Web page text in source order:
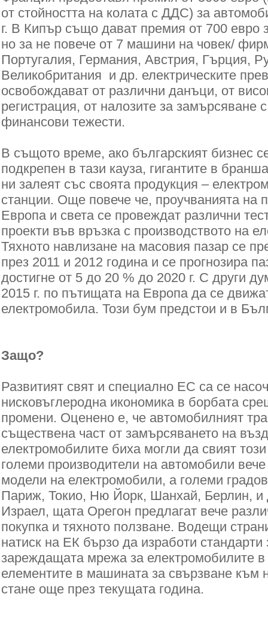
от стойността на колата с ДДС) за
г. В Кипър също дават премия от 700 евро
но за не повече от 7 машини на човек/
Португалия, Германия, Австрия, Гърция,
Великобритания и др. електрическите
освобождават от различни данъци, от
регистрация, от налозите за замърсяване
финансови тежести.
В същото време, ако българският бизнес
подкрепен в тази кауза, гигантите в
ни залеят със своята продукция –
станции. Още повече че, проучванията на
Европа и света се провеждат различни
проекти във връзка с производството на
Тяхното навлизане на масовия пазар се
през 2011 и 2012 година и се прогнозира
достигне от 5 до 20 % до 2020 г. С други
2015 г. по пътищата на Европа да се
електромобила. Този бум предстои и в
Защо?
Развитият свят и специално ЕС са се
нисковъглеродна икономика в борбата
промени. Оценено е, че автомобилният
съществена част от замърсяването на
електромобилите биха могли да свият
големи производители на автомобили
модели на електромобили, а големи
Париж, Токио, Ню Йорк, Шанхай, Берлин, и
Израел, щата Орегон предлагат вече
покупка и тяхното ползване. Водещи
натиск на ЕК бързо да изработи
зареждащата мрежа за електромобилите
елементите в машината за свързване към
стане още през текущата година.